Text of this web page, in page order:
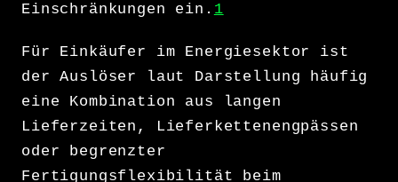
Einschränkungen ein. 1
Für Einkäufer im Energiesektor ist
der Auslöser laut Darstellung häufig
eine Kombination aus langen
Lieferzeiten, Lieferkettenengpässen
oder begrenzter
Fertigungsflexibilität beim